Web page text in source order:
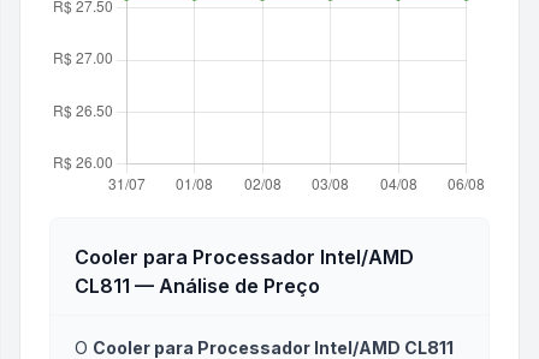
Cooler para Processador Intel/AMD
CL811 — Análise de Preço
O Cooler para Processador Intel/AMD CL811